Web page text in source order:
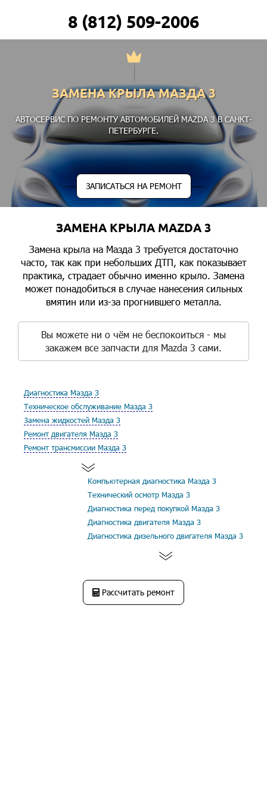
8 (812) 509-2006
ЗАМЕНА КРЫЛА МАЗДА 3
АВТОСЕРВИС ПО РЕМОНТУ АВТОМОБИЛЕЙ MAZDA 3 В САНКТ-
ПЕТЕРБУРГЕ.
ЗАПИСАТЬСЯ НА РЕМОНТ
ЗАМЕНА КРЫЛА MAZDA 3
Замена крыла на Мазда 3 требуется достаточно
часто, так как при небольших ДТП, как показывает
практика, страдает обычно именно крыло. Замена
может понадобиться в случае нанесения сильных
вмятин или из-за прогнившего металла.
Вы можете ни о чём не беспокоиться - мы
закажем все запчасти для Mazda 3 сами.
Диагностика Мазда 3
Техническое обслуживание Мазда 3
Замена жидкостей Мазда 3
Ремонт двигателя Мазда 3
Ремонт трансмиссии Мазда 3
Компьютерная диагностика Мазда 3
Технический осмотр Мазда 3
Диагностика перед покупкой Мазда 3
Диагностика двигателя Мазда 3
Диагностика дизельного двигателя Мазда 3
Рассчитать ремонт